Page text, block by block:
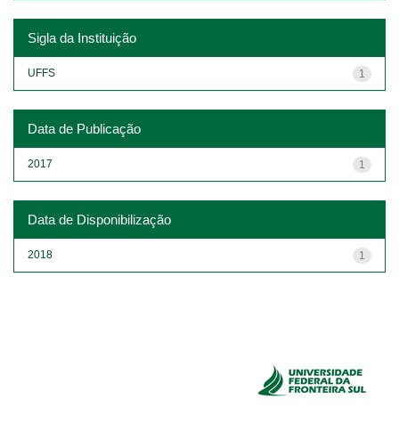
Sigla da Instituição
1
UFFS
Data de Publicação
1
2017
Data de Disponibilização
1
2018